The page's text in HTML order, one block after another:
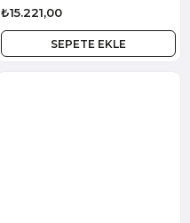
₺15.221,00
SEPETE EKLE